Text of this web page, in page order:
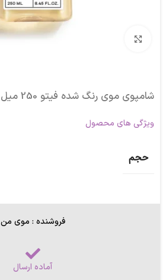
برای بزرگنمایی کلیک کنید
شامپوی موی رنگ شده فیتو 250 میل مدل Couleur
ویژگی های محصول
حجم
فروشنده : موی من
آماده ارسال